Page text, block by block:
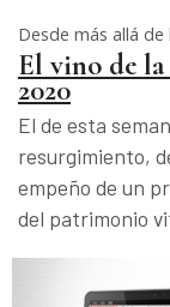
Desde más allá
El vino de
2020
El de esta
resurgimiento,
empeño de un
del patrimonio